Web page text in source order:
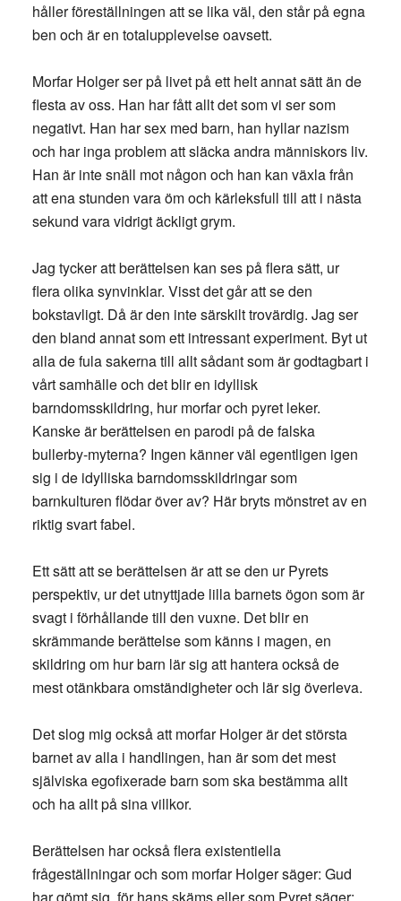
håller föreställningen att se lika väl, den står på egna
ben och är en totalupplevelse oavsett.
Morfar Holger ser på livet på ett helt annat sätt än de
flesta av oss. Han har fått allt det som vi ser som
negativt. Han har sex med barn, han hyllar nazism
och har inga problem att släcka andra människors liv.
Han är inte snäll mot någon och han kan växla från
att ena stunden vara öm och kärleksfull till att i nästa
sekund vara vidrigt äckligt grym.
Jag tycker att berättelsen kan ses på flera sätt, ur
flera olika synvinklar. Visst det går att se den
bokstavligt. Då är den inte särskilt trovärdig. Jag ser
den bland annat som ett intressant experiment. Byt ut
alla de fula sakerna till allt sådant som är godtagbart i
vårt samhälle och det blir en idyllisk
barndomsskildring, hur morfar och pyret leker.
Kanske är berättelsen en parodi på de falska
bullerby-myterna? Ingen känner väl egentligen igen
sig i de idylliska barndomsskildringar som
barnkulturen flödar över av? Här bryts mönstret av en
riktig svart fabel.
Ett sätt att se berättelsen är att se den ur Pyrets
perspektiv, ur det utnyttjade lilla barnets ögon som är
svagt i förhållande till den vuxne. Det blir en
skrämmande berättelse som känns i magen, en
skildring om hur barn lär sig att hantera också de
mest otänkbara omständigheter och lär sig överleva.
Det slog mig också att morfar Holger är det största
barnet av alla i handlingen, han är som det mest
själviska egofixerade barn som ska bestämma allt
och ha allt på sina villkor.
Berättelsen har också flera existentiella
frågeställningar och som morfar Holger säger: Gud